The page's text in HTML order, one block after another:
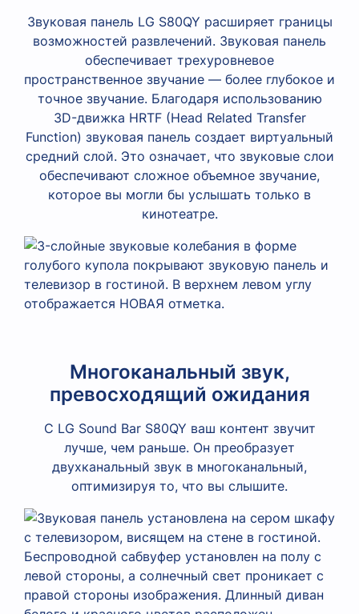
Звуковая панель LG S80QY расширяет границы
возможностей развлечений. Звуковая панель
обеспечивает трехуровневое
пространственное звучание — более глубокое и
точное звучание. Благодаря использованию
3D-движка HRTF (Head Related Transfer
Function) звуковая панель создает виртуальный
средний слой. Это означает, что звуковые слои
обеспечивают сложное объемное звучание,
которое вы могли бы услышать только в
кинотеатре.
Многоканальный звук,
превосходящий ожидания
С LG Sound Bar S80QY ваш контент звучит
лучше, чем раньше. Он преобразует
двухканальный звук в многоканальный,
оптимизируя то, что вы слышите.